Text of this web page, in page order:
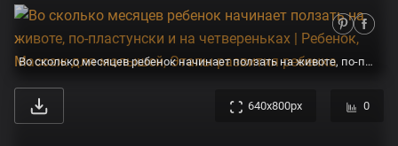
Во сколько месяцев ребенок начинает ползать на животе, по-пластунски и на четвереньках | Ребенок, Массаж для малышей, Этапы развития ребенка
640x800px 0